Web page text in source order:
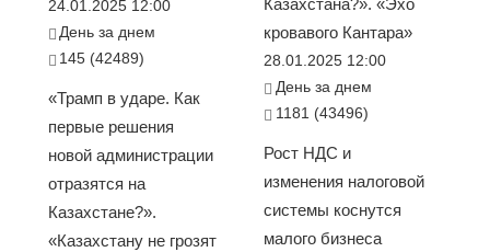
24.01.2025 12:00
День за днем
145 (42489)
«Трамп в ударе. Как
первые решения
новой администрации
отразятся на
Казахстане?».
«Казахстану не грозят
Казахстана?». «Эхо
кровавого Кантара»
28.01.2025 12:00
День за днем
1181 (43496)
Рост НДС и
изменения налоговой
системы коснутся
малого бизнеса